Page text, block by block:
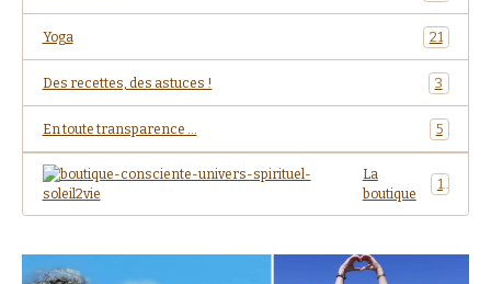
Yoga 21
Des recettes, des astuces ! 3
En toute transparence ... 5
La
boutique
1